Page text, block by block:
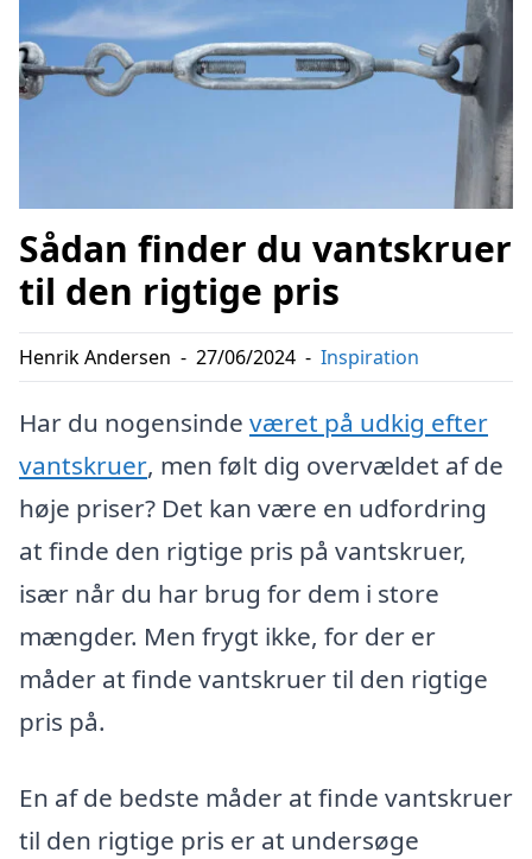
Sådan finder du vantskruer
til den rigtige pris
Henrik Andersen - 27/06/2024 - Inspiration
Har du nogensinde været på udkig efter
vantskruer, men følt dig overvældet af de
høje priser? Det kan være en udfordring
at finde den rigtige pris på vantskruer,
især når du har brug for dem i store
mængder. Men frygt ikke, for der er
måder at finde vantskruer til den rigtige
pris på.
En af de bedste måder at finde vantskruer
til den rigtige pris er at undersøge